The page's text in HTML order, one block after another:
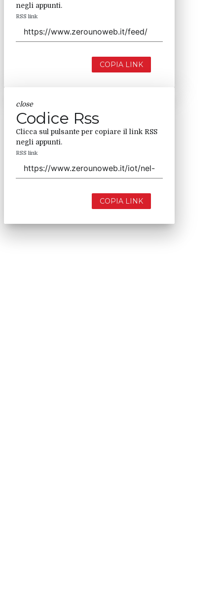
negli appunti.
RSS link
COPIA LINK
close
Codice Rss
Clicca sul pulsante per copiare il link RSS
negli appunti.
RSS link
COPIA LINK